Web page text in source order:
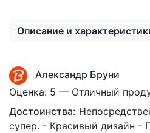
Описание и
Александр Бруни
Оценка: 5 — Отличный
Достоинства:
супер. - Красивый дизайн -